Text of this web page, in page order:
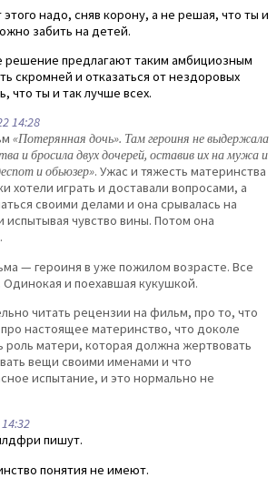
этого надо, сняв корону, а не решая, что ты и
забить на детей.
решение предлагают таким амбициозным
скромней и отказаться от нездоровых
что ты и так лучше всех.
14:28
«Потерянная дочь». Там героиня не выдержала
и бросила двух дочерей, оставив их на мужа и
и обьюзер». Ужас и тяжесть материнства
хотели играть и доставали вопросами, а
своими делами и она срывалась на
чувство вины. Потом она
— героиня в уже пожилом возрасте. Все
Одинокая и поехавшая кукушкой.
читать рецензии на фильм, про то, что
настоящее материнство, что доколе
роль матери, которая должна жертвовать
вещи своими именами и что
испытание, и это нормально не
пишут.
понятия не имеют.